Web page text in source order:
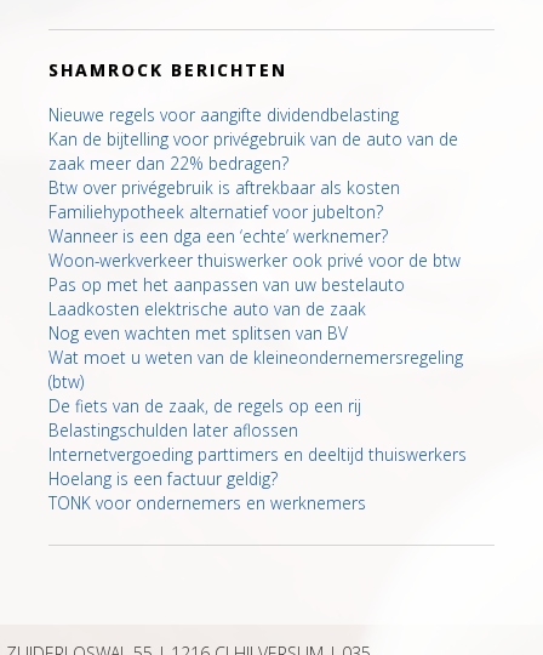
SHAMROCK BERICHTEN
Nieuwe regels voor aangifte dividendbelasting
Kan de bijtelling voor privégebruik van de auto van de
zaak meer dan 22% bedragen?
Btw over privégebruik is aftrekbaar als kosten
Familiehypotheek alternatief voor jubelton?
Wanneer is een dga een ‘echte’ werknemer?
Woon-werkverkeer thuiswerker ook privé voor de btw
Pas op met het aanpassen van uw bestelauto
Laadkosten elektrische auto van de zaak
Nog even wachten met splitsen van BV
Wat moet u weten van de kleineondernemersregeling
(btw)
De fiets van de zaak, de regels op een rij
Belastingschulden later aflossen
Internetvergoeding parttimers en deeltijd thuiswerkers
Hoelang is een factuur geldig?
TONK voor ondernemers en werknemers